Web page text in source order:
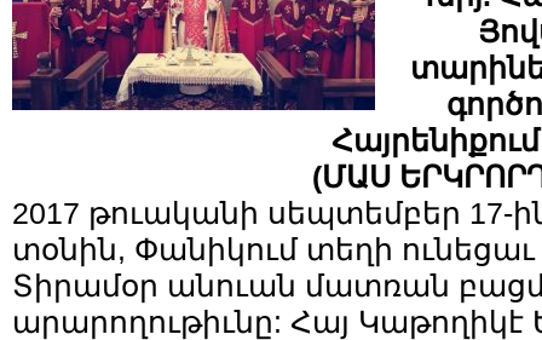
Հայրենիքում
(ՄԱՍ
2017 թուականի սեպտեմբեր 17-
տօնին, Փանիկում տեղի
Տիրամօր անուան մատռան
արարողութիւնը: Հայ Կաթողիկէ